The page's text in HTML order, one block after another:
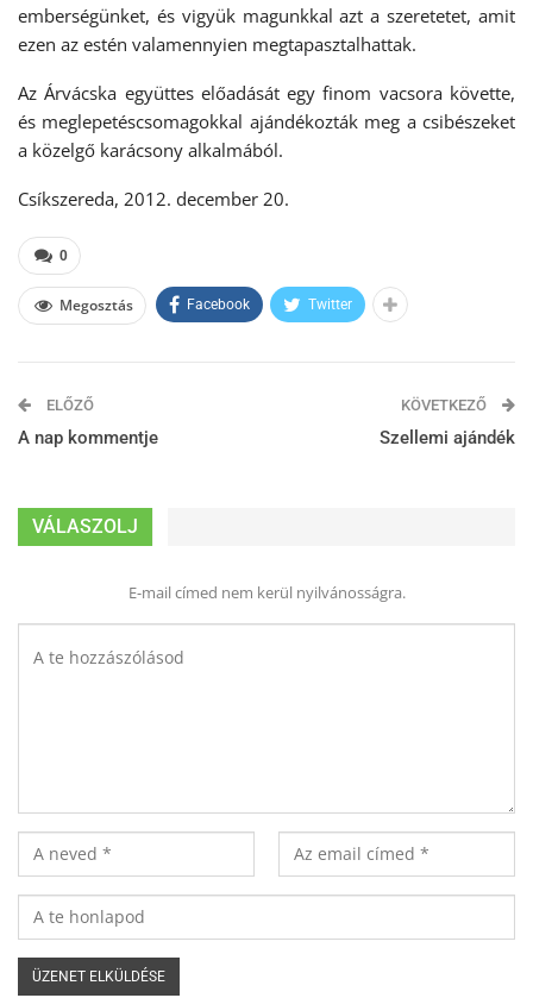
emberségünket, és vigyük magunkkal azt a szeretetet, amit
ezen az estén valamennyien megtapasztalhattak.
Az Árvácska együttes előadását egy finom vacsora követte,
és meglepetéscsomagokkal ajándékozták meg a csibészeket
a közelgő karácsony alkalmából.
Csíkszereda, 2012. december 20.
0
Megosztás Facebook Twitter
ELŐZŐ
A nap kommentje
KÖVETKEZŐ
Szellemi ajándék
VÁLASZOLJ
E-mail címed nem kerül nyilvánosságra.